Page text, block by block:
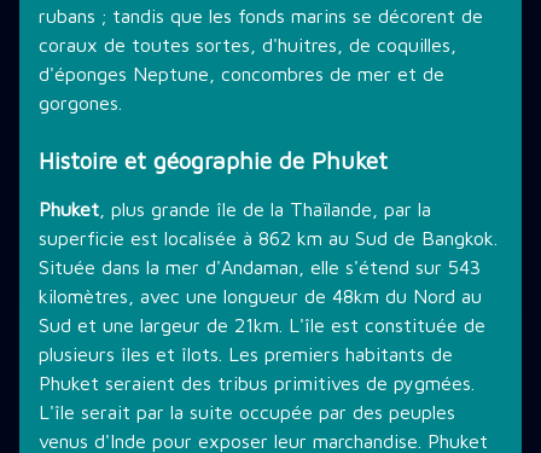
rubans ; tandis que les fonds marins se décorent de
coraux de toutes sortes, d'huitres, de coquilles,
d'éponges Neptune, concombres de mer et de
gorgones.
Histoire et géographie de Phuket
Phuket , plus grande île de la Thaïlande, par la
superficie est localisée à 862 km au Sud de Bangkok.
Située dans la mer d'Andaman, elle s'étend sur 543
kilomètres, avec une longueur de 48km du Nord au
Sud et une largeur de 21km. L'île est constituée de
plusieurs îles et îlots. Les premiers habitants de
Phuket seraient des tribus primitives de pygmées.
L'île serait par la suite occupée par des peuples
venus d'Inde pour exposer leur marchandise. Phuket